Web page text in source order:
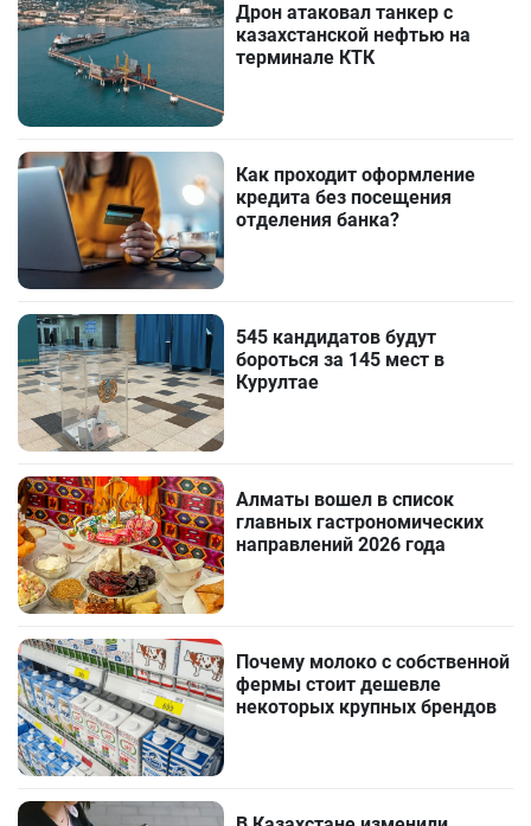
Дрон атаковал танкер с
казахстанской нефтью на
терминале КТК
Как проходит оформление
кредита без посещения
отделения банка?
545 кандидатов будут
бороться за 145 мест в
Курултае
Алматы вошел в список
главных гастрономических
направлений 2026 года
Почему молоко с собственной
фермы стоит дешевле
некоторых крупных брендов